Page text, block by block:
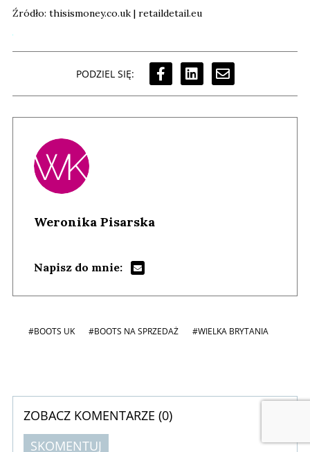
Źródło: thisismoney.co.uk | retaildetail.eu
PODZIEL SIĘ:
Weronika Pisarska
Napisz do mnie:
#BOOTS UK #BOOTS NA SPRZEDAŻ #WIELKA BRYTANIA
ZOBACZ KOMENTARZE (0)
SKOMENTUJ